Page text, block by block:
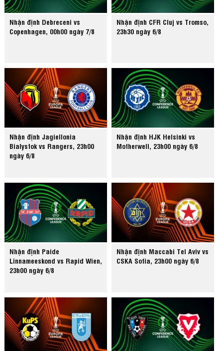
Nhận định Debreceni vs
Copenhagen, 00h00 ngày 7/8
Nhận định CFR Cluj vs Tromso,
23h30 ngày 6/8
Nhận định Jagiellonia
Bialystok vs Rangers, 23h00
ngày 6/8
Nhận định HJK Helsinki vs
Motherwell, 23h00 ngày 6/8
Nhận định Paide
Linnameeskond vs Rapid Wien,
23h00 ngày 6/8
Nhận định Maccabi Tel Aviv vs
CSKA Sofia, 23h00 ngày 6/8